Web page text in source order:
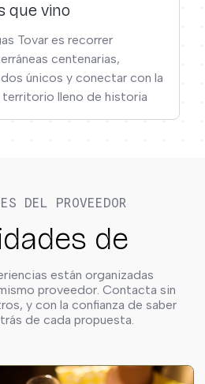
que vino
Tovar es recorrer
centenarias,
únicos y conectar con la
territorio lleno de historia
DEL PROVEEDOR
de
están organizadas
proveedor. Contacta sin
y con la confianza de saber
de cada propuesta.